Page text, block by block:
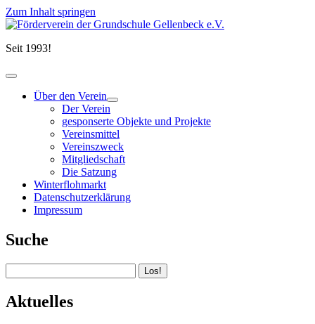
Zum Inhalt springen
Förderverein
Grundschule
e.V.
Seit 1993!
open
primary
menu Über den Verein
open
child
menu
Der Verein
gesponserte Objekte und Projekte
Vereinsmittel
Vereinszweck
Mitgliedschaft
Die Satzung
Winterflohmarkt
Datenschutzerklärung
Impressum
Sidebar
Suche
Aktuelles